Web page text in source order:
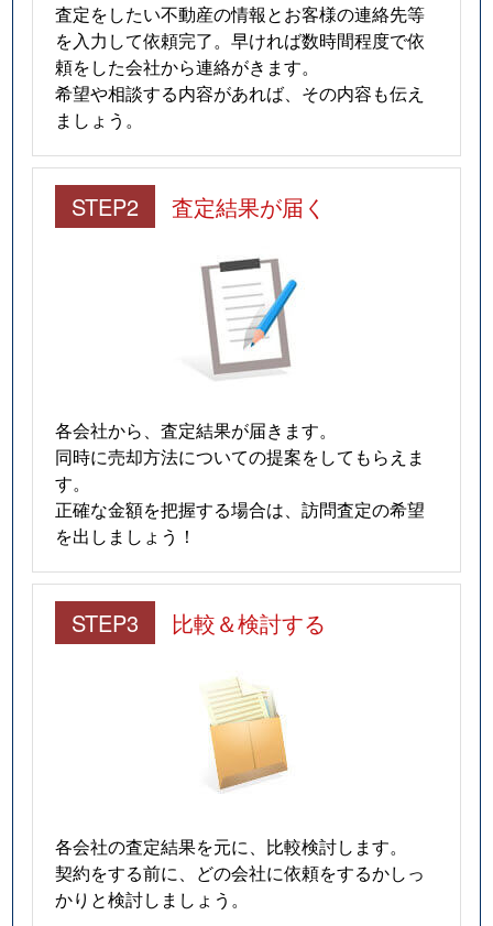
査定をしたい不動産の情報とお客様の連絡先等
を入力して依頼完了。早ければ数時間程度で依
頼をした会社から連絡がきます。
希望や相談する内容があれば、その内容も伝え
ましょう。
STEP2 査定結果が届く
各会社から、査定結果が届きます。
同時に売却方法についての提案をしてもらえま
す。
正確な金額を把握する場合は、訪問査定の希望
を出しましょう！
STEP3 比較＆検討する
各会社の査定結果を元に、比較検討します。
契約をする前に、どの会社に依頼をするかしっ
かりと検討しましょう。